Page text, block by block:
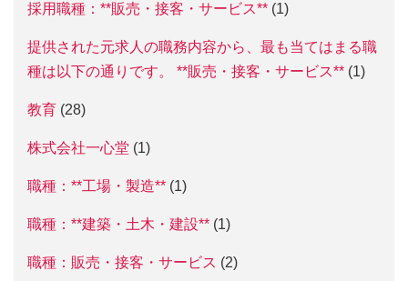
採用職種：**販売・接客・サービス** (1)
提供された元求人の職務内容から、最も当てはまる職
種は以下の通りです。 **販売・接客・サービス** (1)
教育 (28)
株式会社一心堂 (1)
職種：**工場・製造** (1)
職種：**建築・土木・建設** (1)
職種：販売・接客・サービス (2)